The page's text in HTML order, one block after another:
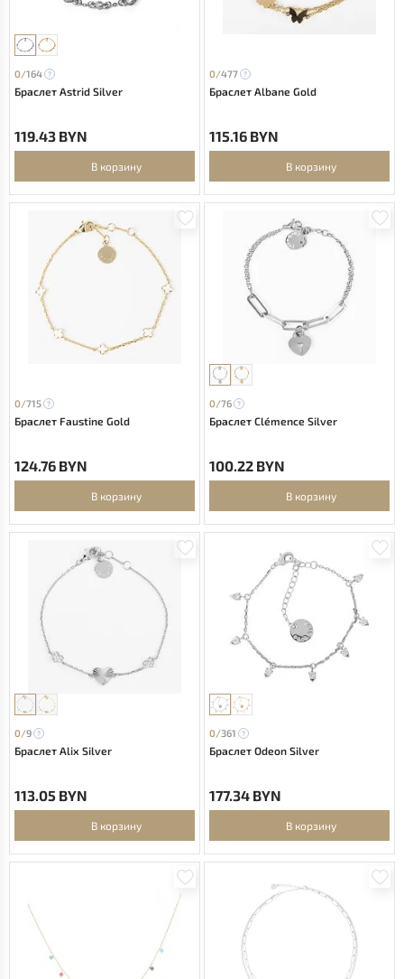
0/164
Браслет Astrid Silver
119.43 BYN
В корзину
0/477
Браслет Albane Gold
115.16 BYN
В корзину
0/715
Браслет Faustine Gold
124.76 BYN
В корзину
0/76
Браслет Clémence Silver
100.22 BYN
В корзину
0/9
Браслет Alix Silver
113.05 BYN
В корзину
0/361
Браслет Odeon Silver
177.34 BYN
В корзину